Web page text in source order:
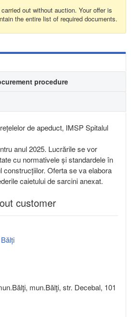
out without auction. Your offer is
the entire list of required documents.
procedure
de apeduct, IMSP Spitalul
anul 2025. Lucrările se vor
cu normativele și standardele în
construcțiilor. Oferta se va elabora
caietului de sarcini anexat.
customer
mun.Bălţi, str. Decebal, 101